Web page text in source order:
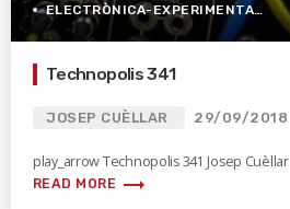
ELECTRÒNICA-EXPERIMENTAL
Technopolis 341
JOSEP CUÈLLAR 29/09/2018
play_arrow Technopolis 341 Josep Cuèllar
READ MORE trending_flat